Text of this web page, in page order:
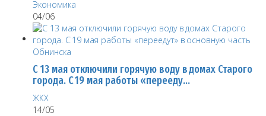
Экономика
04/06
С 13 мая отключили горячую воду в домах Старого
города. С 19 мая работы «перееду…
ЖКХ
14/05